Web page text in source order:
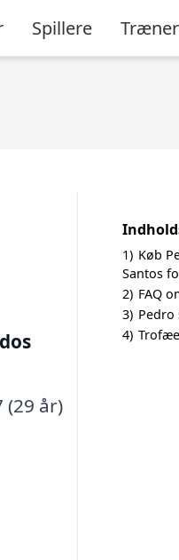
Spillere
(29 år)
1) Køb
Santos
2) FAQ
3) Pedro
4)